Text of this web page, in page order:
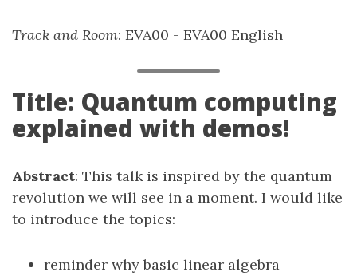
Track and Room: EVA00 - EVA00 English
Title: Quantum computing
explained with demos!
Abstract: This talk is inspired by the quantum
revolution we will see in a moment. I would like
to introduce the topics:
reminder why basic linear algebra